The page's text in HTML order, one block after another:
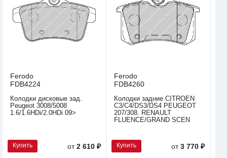
Ferodo
FDB4224
Колодки дисковые зад.
Peugeot 3008/5008
1.6/1.6HDi/2.0HDi 09>
Купить от2 610 ₽
Ferodo
FDB4260
Колодки задние CITROEN
C3/C4/DS3/DS4 PEUGEOT
207/308. RENAULT
FLUENCE/GRAND SCEN
Купить от3 770 ₽